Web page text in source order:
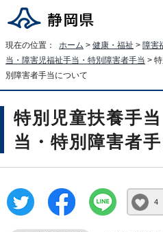
現在の位置： ホーム > 健康・福祉 > 障害
当・障害児福祉手当・特別障害者手当 >
別障害者手当について
特別児童扶養手
当・特別障害者
4